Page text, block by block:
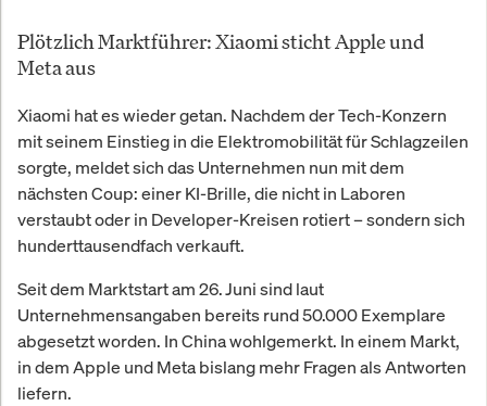
Plötzlich Marktführer: Xiaomi sticht Apple und
Meta aus
Xiaomi hat es wieder getan. Nachdem der Tech-Konzern
mit seinem Einstieg in die Elektromobilität für Schlagzeilen
sorgte, meldet sich das Unternehmen nun mit dem
nächsten Coup: einer KI-Brille, die nicht in Laboren
verstaubt oder in Developer-Kreisen rotiert – sondern sich
hunderttausendfach verkauft.
Seit dem Marktstart am 26. Juni sind laut
Unternehmensangaben bereits rund 50.000 Exemplare
abgesetzt worden. In China wohlgemerkt. In einem Markt,
in dem Apple und Meta bislang mehr Fragen als Antworten
liefern.